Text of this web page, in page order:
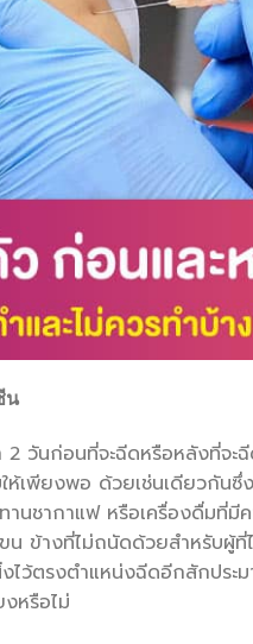
น
2 วันก่อนที่จะฉีดหรือหลังที่
ห้เพียงพอ ด้วยเช่นเดียวกัน
านชากาแฟ หรือเครื่องดื่มที่
น ข้างที่ไม่ถนัดด้วยสำหรับผู้
ไว้ตรงตำแหน่งฉีดอีกสักปร
หรือไม่